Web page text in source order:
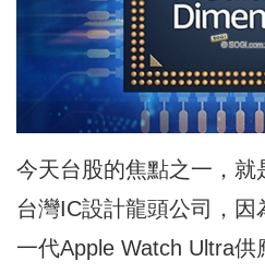
今天台股的焦點之一，就
台灣IC設計龍頭公司，
一代Apple Watch Ultra